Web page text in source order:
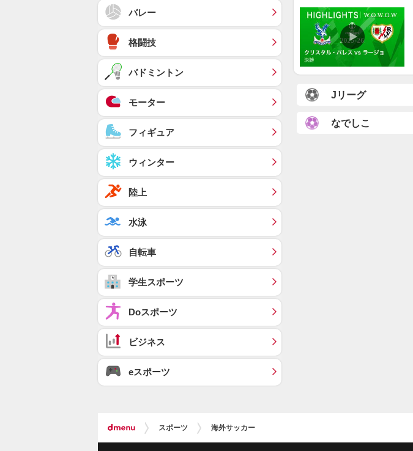
Jリーグ
なでしこ
バレー
格闘技
バドミントン
モーター
フィギュア
ウィンター
陸上
水泳
自転車
学生スポーツ
Doスポーツ
ビジネス
eスポーツ
スポーツ 海外サッカー